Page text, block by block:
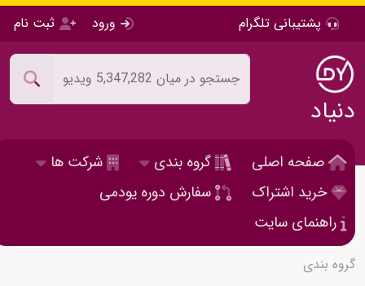
پشتیبانی تلگرام ورود ثبت نام
دنیاد
صفحه اصلی گروه بندی
شرکت ها
خرید اشتراک
سفارش دوره یودمی
راهنمای سایت
گروه بندی